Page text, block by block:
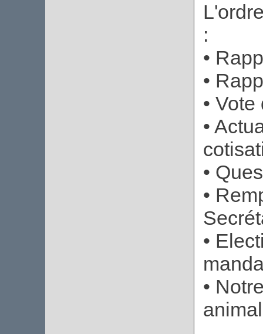
:
•
•
•
•
•
•
•
•